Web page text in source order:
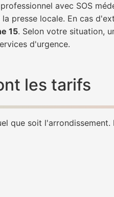
avec SOS
presse locale. En cas
15. Selon votre situation,
d'urgence.
les tarifs
que soit